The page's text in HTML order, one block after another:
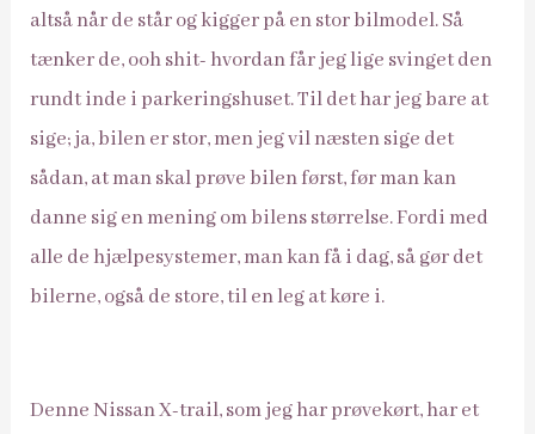
altså når de står og kigger på en stor bilmodel. Så
tænker de, ooh shit- hvordan får jeg lige svinget den
rundt inde i parkeringshuset. Til det har jeg bare at
sige; ja, bilen er stor, men jeg vil næsten sige det
sådan, at man skal prøve bilen først, før man kan
danne sig en mening om bilens størrelse. Fordi med
alle de hjælpesystemer, man kan få i dag, så gør det
bilerne, også de store, til en leg at køre i.
Denne Nissan X-trail, som jeg har prøvekørt, har et